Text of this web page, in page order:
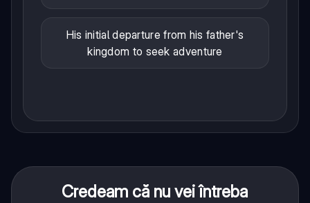
His initial departure from his father's
kingdom to seek adventure
Credeam că nu vei întreba